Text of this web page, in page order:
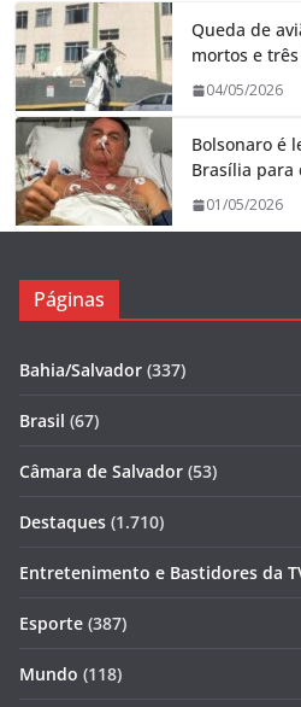
Queda de
mortos e
04/05/2026
Bolsonaro é
Brasília
01/05/2026
Páginas
Bahia/Salvador (337)
Brasil (67)
Câmara de Salvador (53)
Destaques (1.710)
Entretenimento e Bastidores da
Esporte (387)
Mundo (118)